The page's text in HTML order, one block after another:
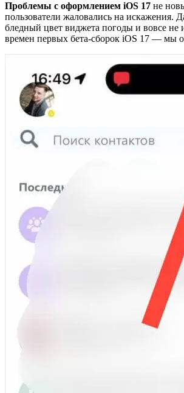
Проблемы с оформлением iOS 17 не
пользователи жаловались на искажения.
бледный цвет виджета погоды и вовсе не
времен первых бета-сборок iOS 17 — мы